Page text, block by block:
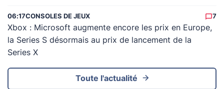
06:17CONSOLES DE JEUX 7
Xbox : Microsoft augmente encore les prix en Europe,
la Series S désormais au prix de lancement de la
Series X
Toute l'actualité